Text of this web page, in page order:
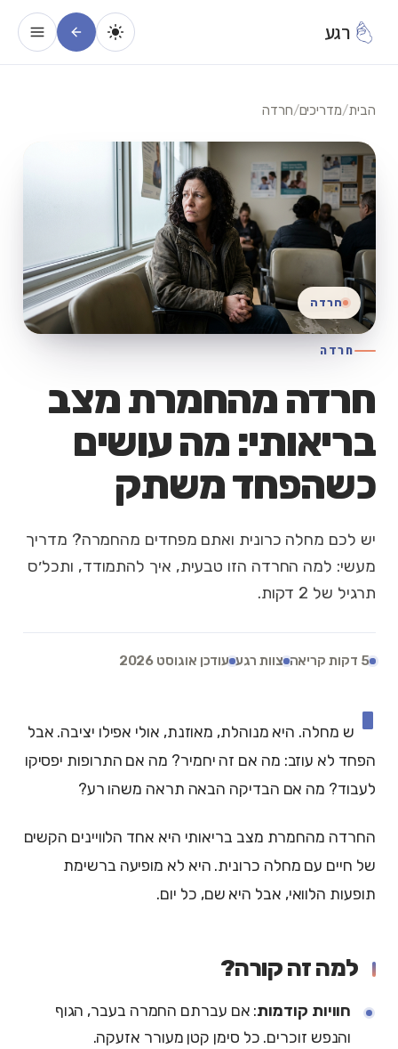
רגע
הבית/מדריכים/חרדה
חרדה
חרדה מהחמרת מצב
בריאותי: מה עושים
כשהפחד משתק
יש לכם מחלה כרונית ואתם מפחדים מהחמרה? מדריך
מעשי: למה החרדה הזו טבעית, איך להתמודד, ותכל׳ס
תרגיל של 2 דקות.
5 דקות קריאה צוות רגע עודכן אוגוסט 2026
חרדה
י ש מחלה. היא מנוהלת, מאוזנת, אולי אפילו יציבה. אבל
הפחד לא עוזב: מה אם זה יחמיר? מה אם התרופות יפסיקו
לעבוד? מה אם הבדיקה הבאה תראה משהו רע?
החרדה מהחמרת מצב בריאותי היא אחד הלוויינים הקשים
של חיים עם מחלה כרונית. היא לא מופיעה ברשימת
תופעות הלוואי, אבל היא שם, כל יום.
למה זה קורה?
חוויות קודמות: אם עברתם החמרה בעבר, הגוף
והנפש זוכרים. כל סימן קטן מעורר אזעקה.